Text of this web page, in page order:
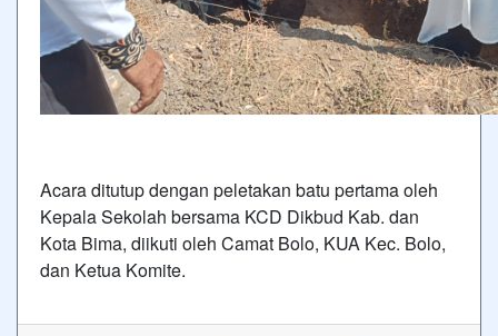
Acara ditutup dengan peletakan batu pertama oleh
Kepala Sekolah bersama KCD Dikbud Kab. dan
Kota Bima, diikuti oleh Camat Bolo, KUA Kec. Bolo,
dan Ketua Komite.